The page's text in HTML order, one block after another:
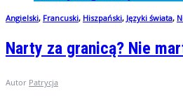
Angielski, Francuski, Hiszpański, Języki świata,
Narty za granicą? Nie
Autor Patrycja